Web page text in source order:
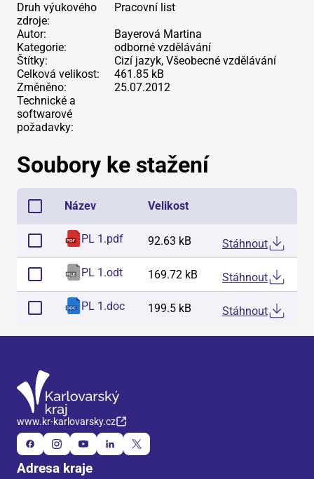
Druh výukového
zdroje:
Pracovní list
Autor:
Bayerová Martina
Kategorie:
odborné vzdělávání
Štítky:
Cizí jazyk, Všeobecné vzdělávání
Celková velikost:
461.85 kB
Změněno:
25.07.2012
Technické a
softwarové
požadavky:
Soubory ke stažení
Název Velikost
PL 1 .pdf 92.63 kB Stáhnout
PL 1 .odt 169.72 kB Stáhnout
PL 1 .doc 199.5 kB Stáhnout
www.kr-karlovarsky.cz
Adresa kraje